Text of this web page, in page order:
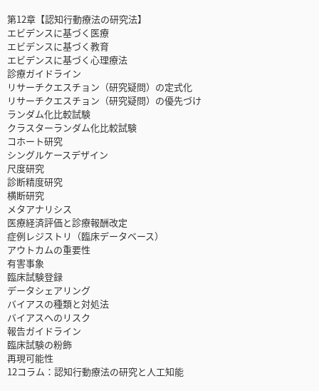
第12章【認知行動療法の研究法】
エビデンスに基づく医療
エビデンスに基づく教育
エビデンスに基づく心理療法
診療ガイドライン
リサーチクエスチョン（研究疑問）の定式化
リサーチクエスチョン（研究疑問）の優先づけ
ランダム化比較試験
クラスターランダム化比較試験
コホート研究
シングルケースデザイン
尺度研究
診断精度研究
横断研究
メタアナリシス
医療経済評価と診療報酬改定
症例レジストリ（臨床データベース）
アウトカムの重要性
有害事象
臨床試験登録
データシェアリング
バイアスの種類と対処法
バイアスへのリスク
報告ガイドライン
臨床試験の粉飾
再現可能性
12コラム：認知行動療法の研究と人工知能